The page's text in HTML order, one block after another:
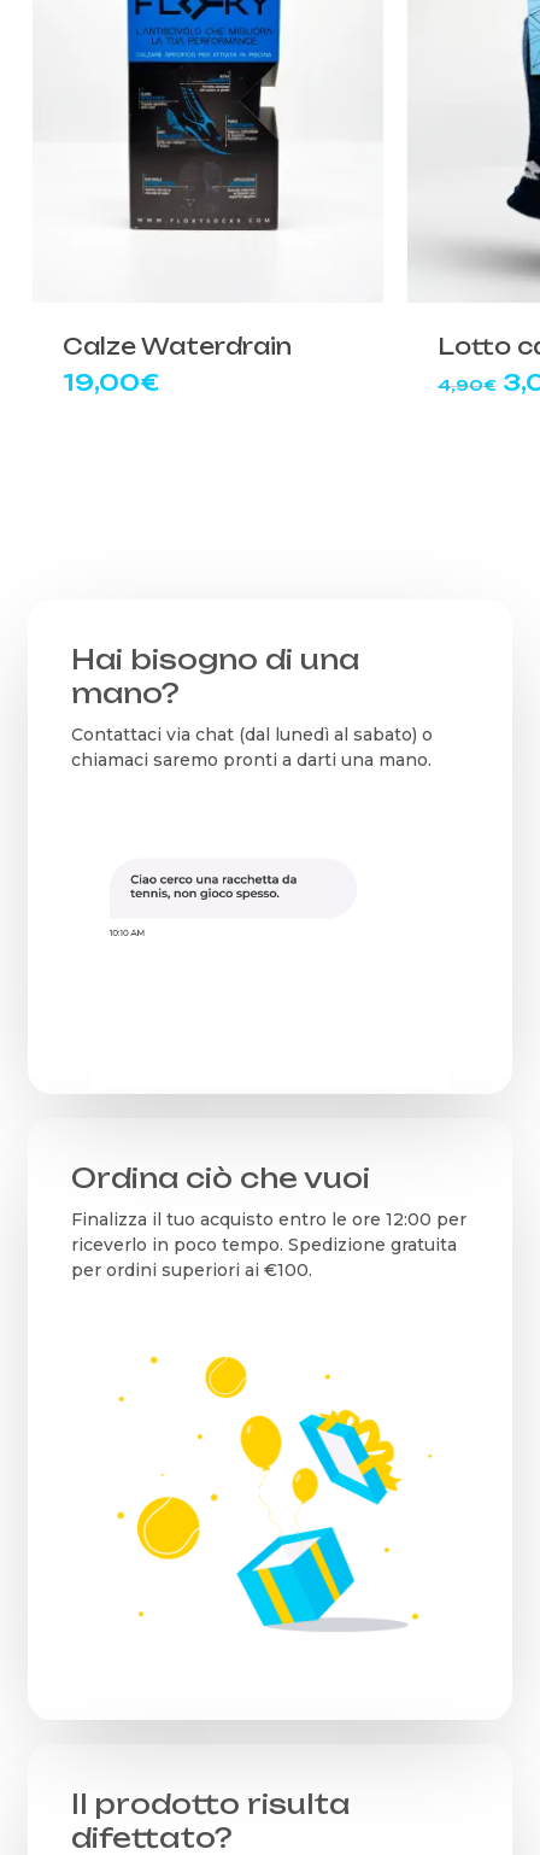
Calze Waterdrain
19,00€
Lotto
4,90€ Il
Hai bisogno di una
mano?
Contattaci via chat (dal lunedì al sabato) o
chiamaci saremo pronti a darti una mano.
Ordina ciò che vuoi
Finalizza il tuo acquisto entro le ore 12:00 per
riceverlo in poco tempo. Spedizione gratuita
per ordini superiori ai €100.
Il prodotto risulta
difettato?